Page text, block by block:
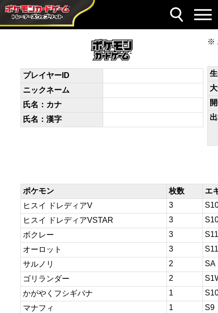
デッキコード
VkkVdk-bpBZBB-VkFdFb
プレイヤーID
ニックネーム
氏名：カナ
氏名：漢字
ポケモン 枚数
エ
ヒスイ ドレディアV
3
ヒスイ ドレディアVSTAR
3
ボクレー
3
S11
オーロット
3
S11
サルノリ
2
SA
ゴリランダー
2
かがやくフシギバナ
1
マナフィ
1 S9